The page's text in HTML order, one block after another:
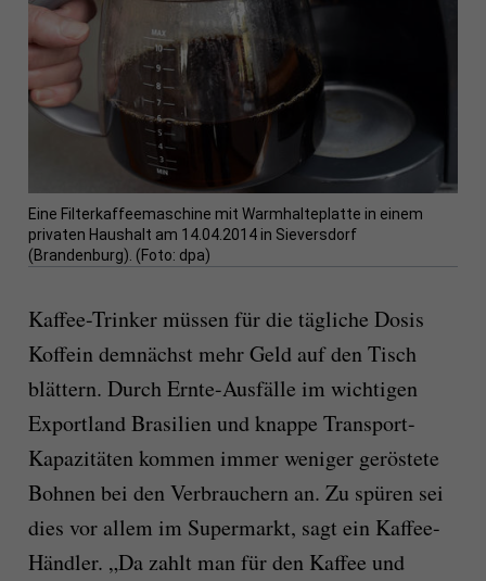
Eine Filterkaffeemaschine mit Warmhalteplatte in einem
privaten Haushalt am 14.04.2014 in Sieversdorf
(Brandenburg). (Foto: dpa)
Kaffee-Trinker müssen für die tägliche Dosis
Koffein demnächst mehr Geld auf den Tisch
blättern. Durch Ernte-Ausfälle im wichtigen
Exportland Brasilien und knappe Transport-
Kapazitäten kommen immer weniger geröstete
Bohnen bei den Verbrauchern an. Zu spüren sei
dies vor allem im Supermarkt, sagt ein Kaffee-
Händler. „Da zahlt man für den Kaffee und